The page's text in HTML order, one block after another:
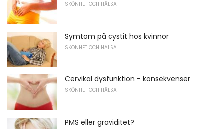
SKÖNHET OCH HÄLSA
Symtom på cystit hos kvinnor
SKÖNHET OCH HÄLSA
Cervikal dysfunktion - konsekvenser
SKÖNHET OCH HÄLSA
PMS eller graviditet?